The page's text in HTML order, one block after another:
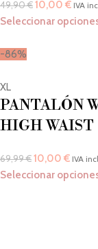
49,90€10,00 € IVA
Seleccionar
-86%
XL
PANTALÓN
HIGH WAIST
69,99€10,00 € IVA
Seleccionar